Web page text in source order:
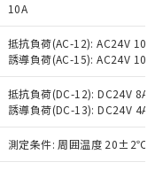
10A
抵抗負荷(AC-12): AC24V 10A/
誘導負荷(AC-15): AC24V
抵抗負荷(DC-12): DC24V 8A/
誘導負荷(DC-13): DC24V 4A/
測定条件: 周囲温度 20±2℃、
、同意のうえ
10物質）の
能な商品で
物質）の非含
る予定のある
（10物質）の
応品を出す予